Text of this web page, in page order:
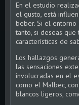
En el estudio
el gusto, está
beber. Si el entorno
tanto, si deseas
características de
Los hallazgos
las sensaciones
involucradas en el
como el Malbec,
blancos ligeros,